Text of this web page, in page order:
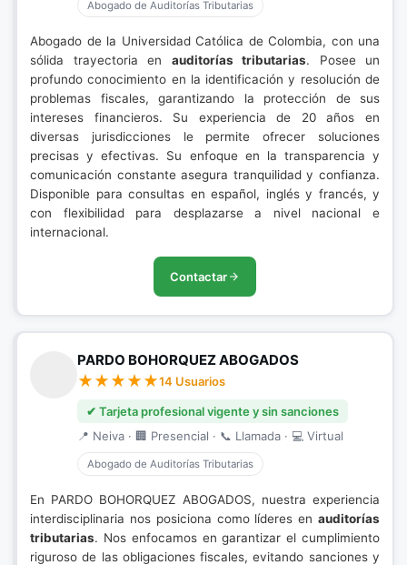
Abogado de Auditorías Tributarias
Abogado de la Universidad Católica de Colombia, con una
sólida trayectoria en auditorías tributarias. Posee un
profundo conocimiento en la identificación y resolución de
problemas fiscales, garantizando la protección de sus
intereses financieros. Su experiencia de 20 años en
diversas jurisdicciones le permite ofrecer soluciones
precisas y efectivas. Su enfoque en la transparencia y
comunicación constante asegura tranquilidad y confianza.
Disponible para consultas en español, inglés y francés, y
con flexibilidad para desplazarse a nivel nacional e
internacional.
Contactar
PARDO BOHORQUEZ ABOGADOS
14 Usuarios
✔ Tarjeta profesional vigente y sin sanciones
📍 Neiva · 🏢 Presencial · 📞 Llamada · 💻 Virtual
Abogado de Auditorías Tributarias
En PARDO BOHORQUEZ ABOGADOS, nuestra experiencia
interdisciplinaria nos posiciona como líderes en auditorías
tributarias. Nos enfocamos en garantizar el cumplimiento
riguroso de las obligaciones fiscales, evitando sanciones y